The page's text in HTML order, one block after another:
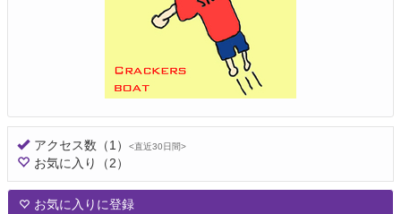
アクセス数 （1） <直近30日間>
お気に入り （2）
お気に入りに登録